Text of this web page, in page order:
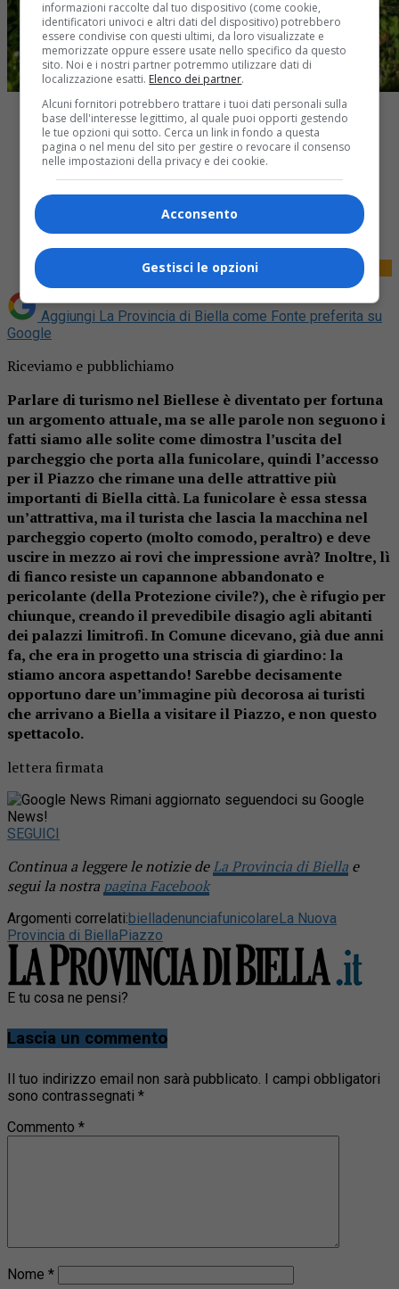
Share
Aggiungi La Provincia di Biella come Fonte preferita su
Google
Riceviamo e pubblichiamo
Parlare di turismo nel Biellese è diventato per fortuna
un argomento attuale, ma se alle parole non seguono i
fatti siamo alle solite come dimostra l’uscita del
parcheggio che porta alla funicolare, quindi l’accesso
per il Piazzo che rimane una delle attrattive più
importanti di Biella città. La funicolare è essa stessa
un’attrattiva, ma il turista che lascia la macchina nel
parcheggio coperto (molto comodo, peraltro) e deve
uscire in mezzo ai rovi che impressione avrà? Inoltre, lì
di fianco resiste un capannone abbandonato e
pericolante (della Protezione civile?), che è rifugio per
chiunque, creando il prevedibile disagio agli abitanti
dei palazzi limitrofi. In Comune dicevano, già due anni
fa, che era in progetto una striscia di giardino: la
stiamo ancora aspettando! Sarebbe decisamente
opportuno dare un’immagine più decorosa ai turisti
che arrivano a Biella a visitare il Piazzo, e non questo
spettacolo.
lettera firmata
Rimani aggiornato seguendoci su Google
News!
SEGUICI
Continua a leggere le notizie deLa Provincia di Biella e
segui la nostra pagina Facebook
Argomenti correlati:bielladenunciafunicolareLa Nuova
Provincia di BiellaPiazzo
E tu cosa ne pensi?
Lascia un commento
Il tuo indirizzo email non sarà pubblicato. I campi obbligatori
sono contrassegnati *
Commento *
Nome *
informazioni raccolte dal tuo dispositivo (come cookie,
identificatori univoci e altri dati del dispositivo) potrebbero
essere condivise con questi ultimi, da loro visualizzate e
memorizzate oppure essere usate nello specifico da questo
sito. Noi e i nostri partner potremmo utilizzare dati di
localizzazione esatti. Elenco dei partner.
Alcuni fornitori potrebbero trattare i tuoi dati personali sulla
base dell'interesse legittimo, al quale puoi opporti gestendo
le tue opzioni qui sotto. Cerca un link in fondo a questa
pagina o nel menu del sito per gestire o revocare il consenso
nelle impostazioni della privacy e dei cookie.
Acconsento
Gestisci le opzioni